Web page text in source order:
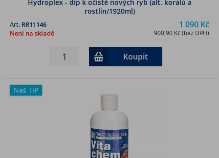
Hydroplex - dip k očistě nových ryb (alt. korálů a
rostlin/1920ml)
1 090 Kč
900,90 Kč (bez DPH)
Art: RR11146
Není na skladě
Koupit
Náš TIP